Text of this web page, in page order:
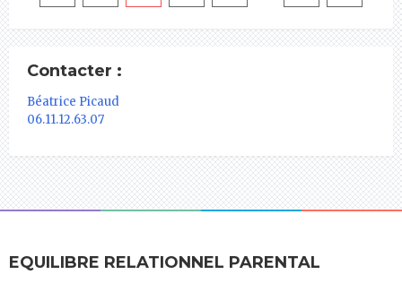
Contacter :
Béatrice Picaud
06.11.12.63.07
EQUILIBRE RELATIONNEL PARENTAL